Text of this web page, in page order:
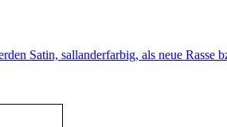
Satin, sallanderfarbig, als neue Rasse